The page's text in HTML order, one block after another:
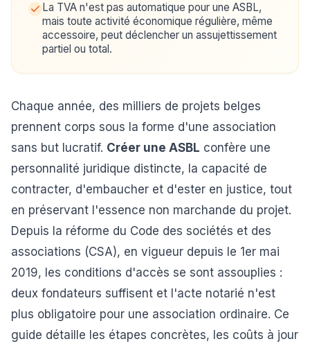
La TVA n'est pas automatique pour une ASBL,
mais toute activité économique régulière, même
accessoire, peut déclencher un assujettissement
partiel ou total.
Chaque année, des milliers de projets belges
prennent corps sous la forme d'une association
sans but lucratif. Créer une ASBL confère une
personnalité juridique distincte, la capacité de
contracter, d'embaucher et d'ester en justice, tout
en préservant l'essence non marchande du projet.
Depuis la réforme du Code des sociétés et des
associations (CSA), en vigueur depuis le 1er mai
2019, les conditions d'accès se sont assouplies :
deux fondateurs suffisent et l'acte notarié n'est
plus obligatoire pour une association ordinaire. Ce
guide détaille les étapes concrètes, les coûts à jour